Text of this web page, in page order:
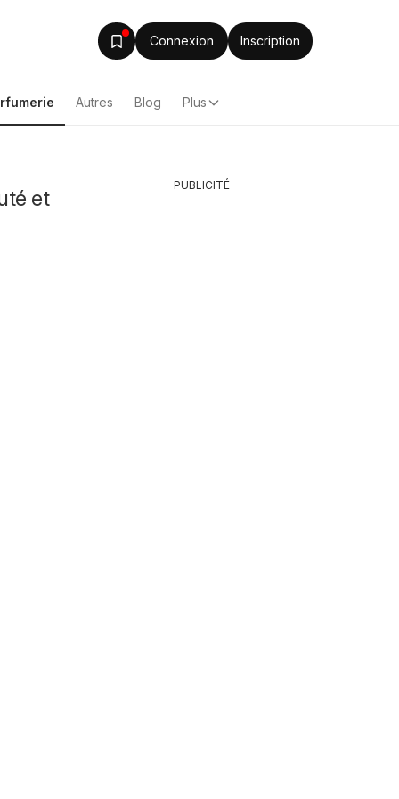
Connexion Inscription
Autres Blog Plus
et
PUBLICITÉ